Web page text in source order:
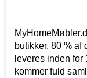
butikker. 80 % af
leveres inden
kommer fuld